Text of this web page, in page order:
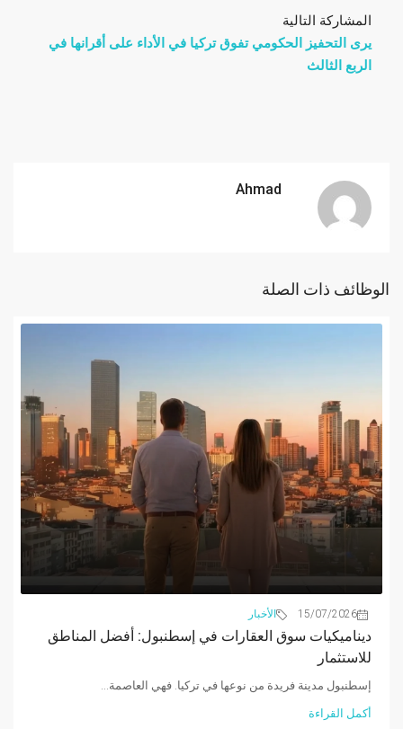
المشاركة التالية
يرى التحفيز الحكومي تفوق تركيا في الأداء على أقرانها في
الربع الثالث
Ahmad
الوظائف ذات الصلة
15/07/2026 الأخبار
ديناميكيات سوق العقارات في إسطنبول: أفضل المناطق
للاستثمار
إسطنبول مدينة فريدة من نوعها في تركيا. فهي العاصمة...
أكمل القراءة